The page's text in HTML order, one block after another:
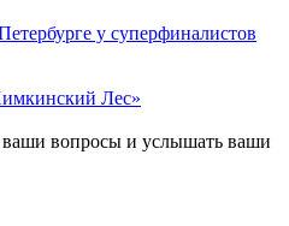
у суперфиналистов
Лес»
ваши вопросы и услышать ваши